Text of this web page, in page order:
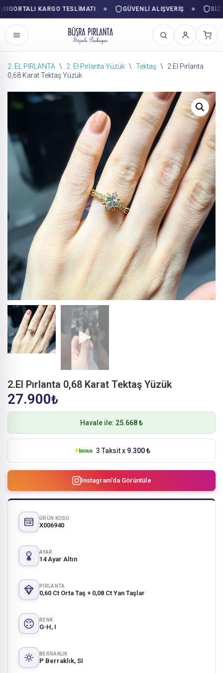
KARGO TESLIMATI GÜVENLI ALIŞVERIŞ
İçeriğe
2. EL PIRLANTA \ 2. El Pırlanta Yüzük \ Tektaş \
2.El Pırlanta
0,68 Karat Tektaş Yüzük
2.El Pırlanta 0,68 Karat Tektaş Yüzük
27.900₺
Havale ile: 25.668 ₺
3 Taksit x 9.300 ₺
Instagram'da Görüntüle
ÜRÜN KODU
X006940
AYAR
14 Ayar Altın
PIRLANTA
0,60 Ct Orta Taş + 0,08 Ct Yan Taşlar
RENK
G-H, I
BERRAKLIK
P Berraklık, SI